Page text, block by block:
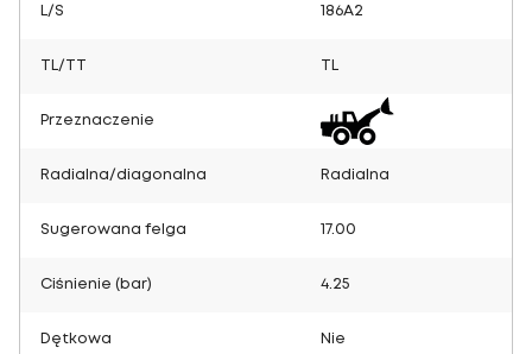
L/S 186A2
TL/TT
Przeznaczenie
Radialna/diagonalna Radialna
Sugerowana felga 17.00
Ciśnienie (bar) 4.25
Dętkowa Nie